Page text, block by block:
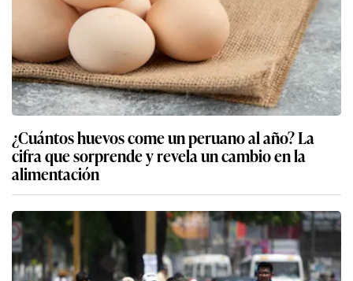
¿Cuántos huevos come un peruano al año? La
cifra que sorprende y revela un cambio en la
alimentación